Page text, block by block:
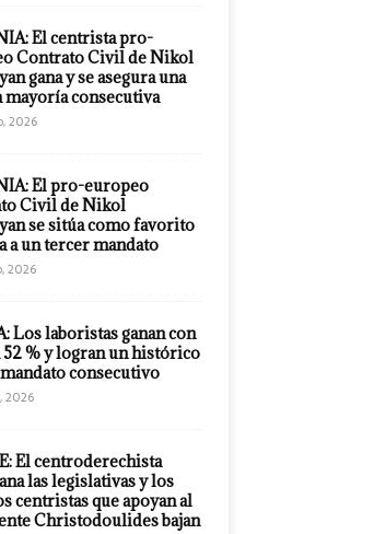
El centrista pro-
Contrato Civil de Nikol
gana y se asegura una
mayoría consecutiva
2026
El pro-europeo
Civil de Nikol
se sitúa como favorito
a un tercer mandato
2026
Los laboristas ganan con
52 % y logran un histórico
consecutivo
2026
El centroderechista
las legislativas y los
centristas que apoyan al
Christodoulides bajan